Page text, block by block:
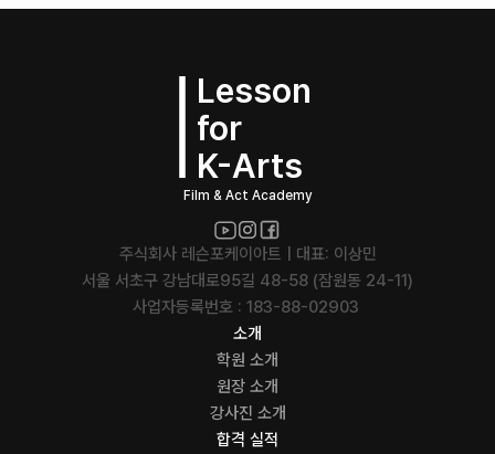
Lesson
for
K-Arts
Film & Act Academy
주식회사 레슨포케이아트 | 대표: 이상민
서울 서초구 강남대로95길 48-58 (잠원동 24-11)
사업자등록번호 : 183-88-02903
소개
학원 소개
원장 소개
강사진 소개
합격 실적